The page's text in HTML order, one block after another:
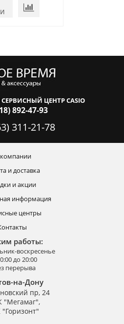
ЦЕНТР CASIO
892-47-93
311-21-78
и доставка
и акции
информация
центры
работы:
воскресенье
до 20:00
перерыва
на-Дону
пр, 24
"Мегамаг",
"Горизонт"